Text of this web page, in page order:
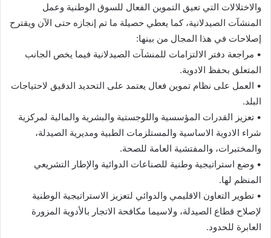
والاختلالات التي تعيق التموين الفعال للسوق الوطنية وعمل
المنشآت الصيدلانية، كما يعطي حصيلة ما تم إنجازه حتى الآن ويقترح
إصلاحات في هذا المجال من بينها:
• مراجعة دفتر الالتزامات للمنشآت الصيدلانية فيما يخص الجانب
المتعلق بحفظ الادوية.
• العمل على نظام تموين فعال يعتمد على التحديد الدقيق لاحتياجات
البلد.
• تعزيز القدرات المؤسسية واللوجستية والبشرية والمالية لمركزية
شراء الادوية الاساسية والمستلزمات الطبية ومديرية الصيدلة،
والمختبرات، والمفتشية العامة للصحة.
• وضع استراتيجية وطنية للصناعات الدوائية والإطار التشريعي
المنظم لها.
• تطوير التعاون الاقليمي والدوائي لتعزيز الاستراتيجية الوطنية
لإصلاح قطاع الصيدلة، ولاسيما مكافحة الاتجار بالأدوية المزورة
العابرة للحدود.